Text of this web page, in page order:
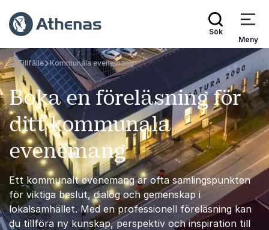
Sök
Meny
Gå tillbaka till startsidan
Tillfälle Kommunala evenemang
Boka en föreläsning för
ditt kommunala
evenemang
Ett kommunalt evenemang är ofta samlingspunkten
för viktiga beslut, dialog och gemenskap i
lokalsamhället. Med en professionell föreläsning kan
du tillföra ny kunskap, perspektiv och inspiration till